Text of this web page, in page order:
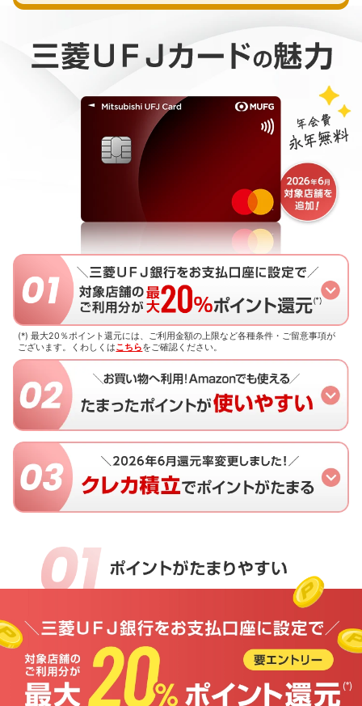
(*) 最大20％ポイント還元には、ご利用金額の上限など各種条件・ご留意事項が
ございます。
くわしくはこちらをご確認ください。